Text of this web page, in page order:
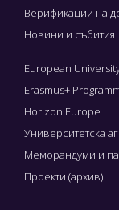
Верификации на
Новини и събития
European
Erasmus+
Horizon Europe
Университетска
Меморандуми и
Проекти (архив)